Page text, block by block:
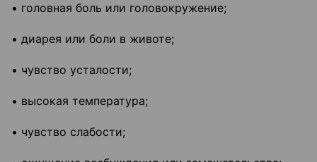
• головная боль или головокружение;
• диарея или боли в животе;
• чувство усталости;
• высокая температура;
• чувство слабости;